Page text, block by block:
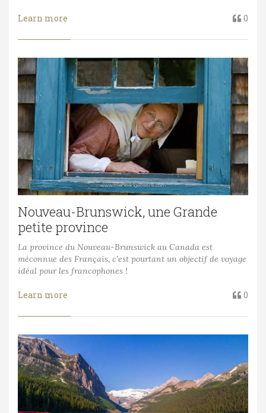
Learn more 0
Nouveau-Brunswick, une Grande
petite province
La province du Nouveau-Brunswick au Canada est
méconnue des Français, c'est pourtant un objectif de voyage
idéal pour les francophones !
Learn more 0